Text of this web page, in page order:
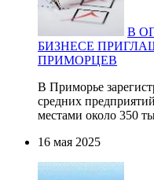
В
БИЗНЕСЕ
ПРИМОРЦЕВ
В Приморье
средних
местами около 350
16 мая 2025